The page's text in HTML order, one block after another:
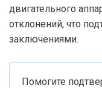
двигательного
отклонений, что
заключениями.
Помогите